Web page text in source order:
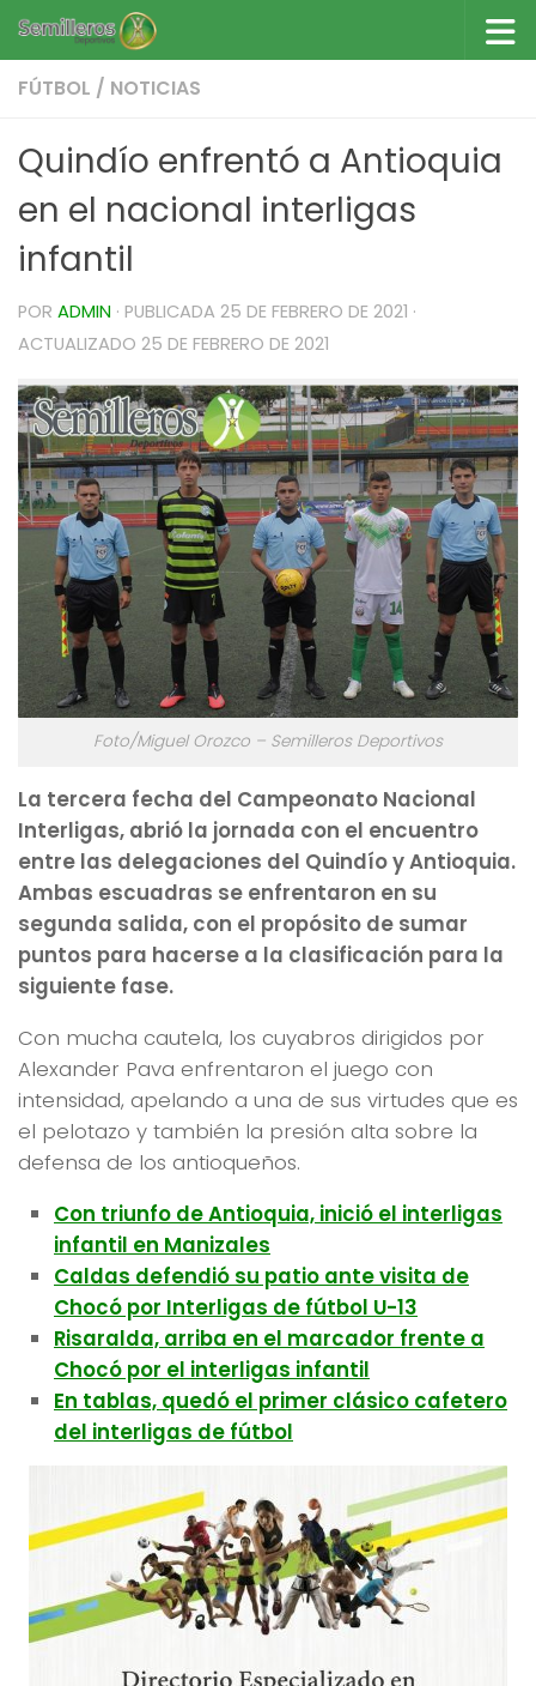
Saltar al contenido
FÚTBOL / NOTICIAS
Quindío enfrentó a Antioquia
en el nacional interligas
infantil
POR ADMIN · PUBLICADA 25 DE FEBRERO DE 2021 ·
ACTUALIZADO 25 DE FEBRERO DE 2021
Foto/Miguel Orozco – Semilleros Deportivos
La tercera fecha del Campeonato Nacional
Interligas, abrió la jornada con el encuentro
entre las delegaciones del Quindío y Antioquia.
Ambas escuadras se enfrentaron en su
segunda salida, con el propósito de sumar
puntos para hacerse a la clasificación para la
siguiente fase.
Con mucha cautela, los cuyabros dirigidos por
Alexander Pava enfrentaron el juego con
intensidad, apelando a una de sus virtudes que es
el pelotazo y también la presión alta sobre la
defensa de los antioqueños.
Con triunfo de Antioquia, inició el interligas
infantil en Manizales
Caldas defendió su patio ante visita de
Chocó por Interligas de fútbol U-13
Risaralda, arriba en el marcador frente a
Chocó por el interligas infantil
En tablas, quedó el primer clásico cafetero
del interligas de fútbol